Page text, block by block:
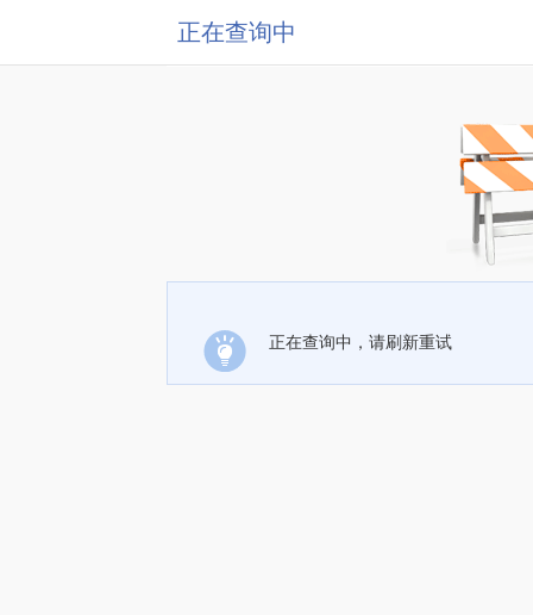
正在查询中
正在查询中，请刷新重试